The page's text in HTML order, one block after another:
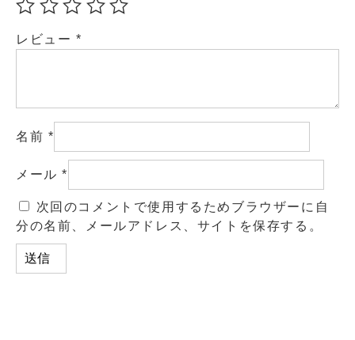
レビュー *
名前 *
メール*
次回のコメントで使用するためブラウザーに自
分の名前、メールアドレス、サイトを保存する。